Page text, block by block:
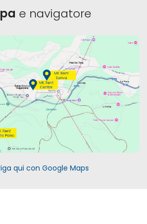
e navigatore
qui con Google Maps